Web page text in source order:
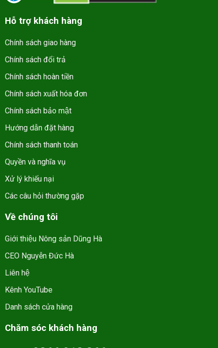
Hỗ trợ khách hàng
Chính sách giao hàng
Chính sách đổi trả
Chính sách hoàn tiền
Chính sách xuất hóa đơn
Chính sách bảo mật
Hướng dẫn đặt hàng
Chính sách thanh toán
Quyền và nghĩa vụ
Xử lý khiếu nại
Các câu hỏi thường gặp
Về chúng tôi
Giới thiệu Nông sản Dũng Hà
CEO Nguyễn Đức Hà
Liên hệ
Kênh YouTube
Danh sách cửa hàng
Chăm sóc khách hàng